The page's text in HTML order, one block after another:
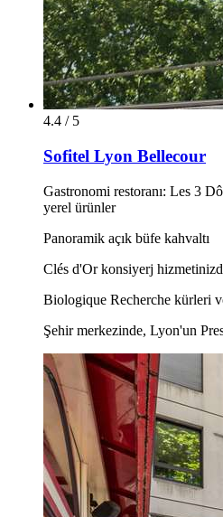
4.4 / 5
Sofitel Lyon Bellecour
Gastronomi restoranı: Les 3
yerel ürünler
Panoramik açık büfe kahvaltı
Clés d'Or konsiyerj
Biologique Recherche kürleri
Şehir merkezinde, Lyon'un